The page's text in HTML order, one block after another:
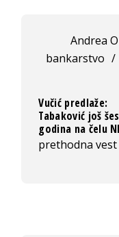
Andrea
bankarstvo /
Vučić predlaže:
Tabaković još
godina na čelu
prethodna vest